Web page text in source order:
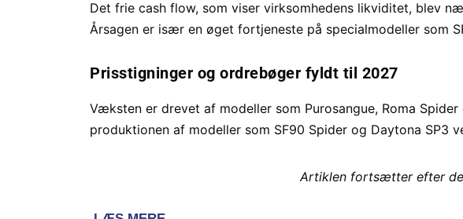
Det frie cash flow, som viser virksomhedens likviditet, blev
Årsagen er især en øget fortjeneste på specialmodeller som
Prisstigninger og ordrebøger fyldt til 2027
Væksten er drevet af modeller som Purosangue, Roma
produktionen af modeller som SF90 Spider og Daytona SP3
Artiklen fortsætter efter